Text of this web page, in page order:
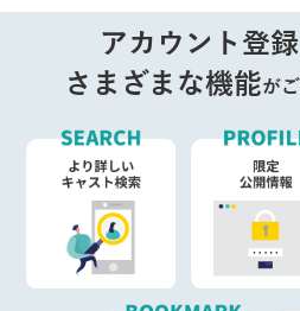
アカウント登録
さまざまな機能が